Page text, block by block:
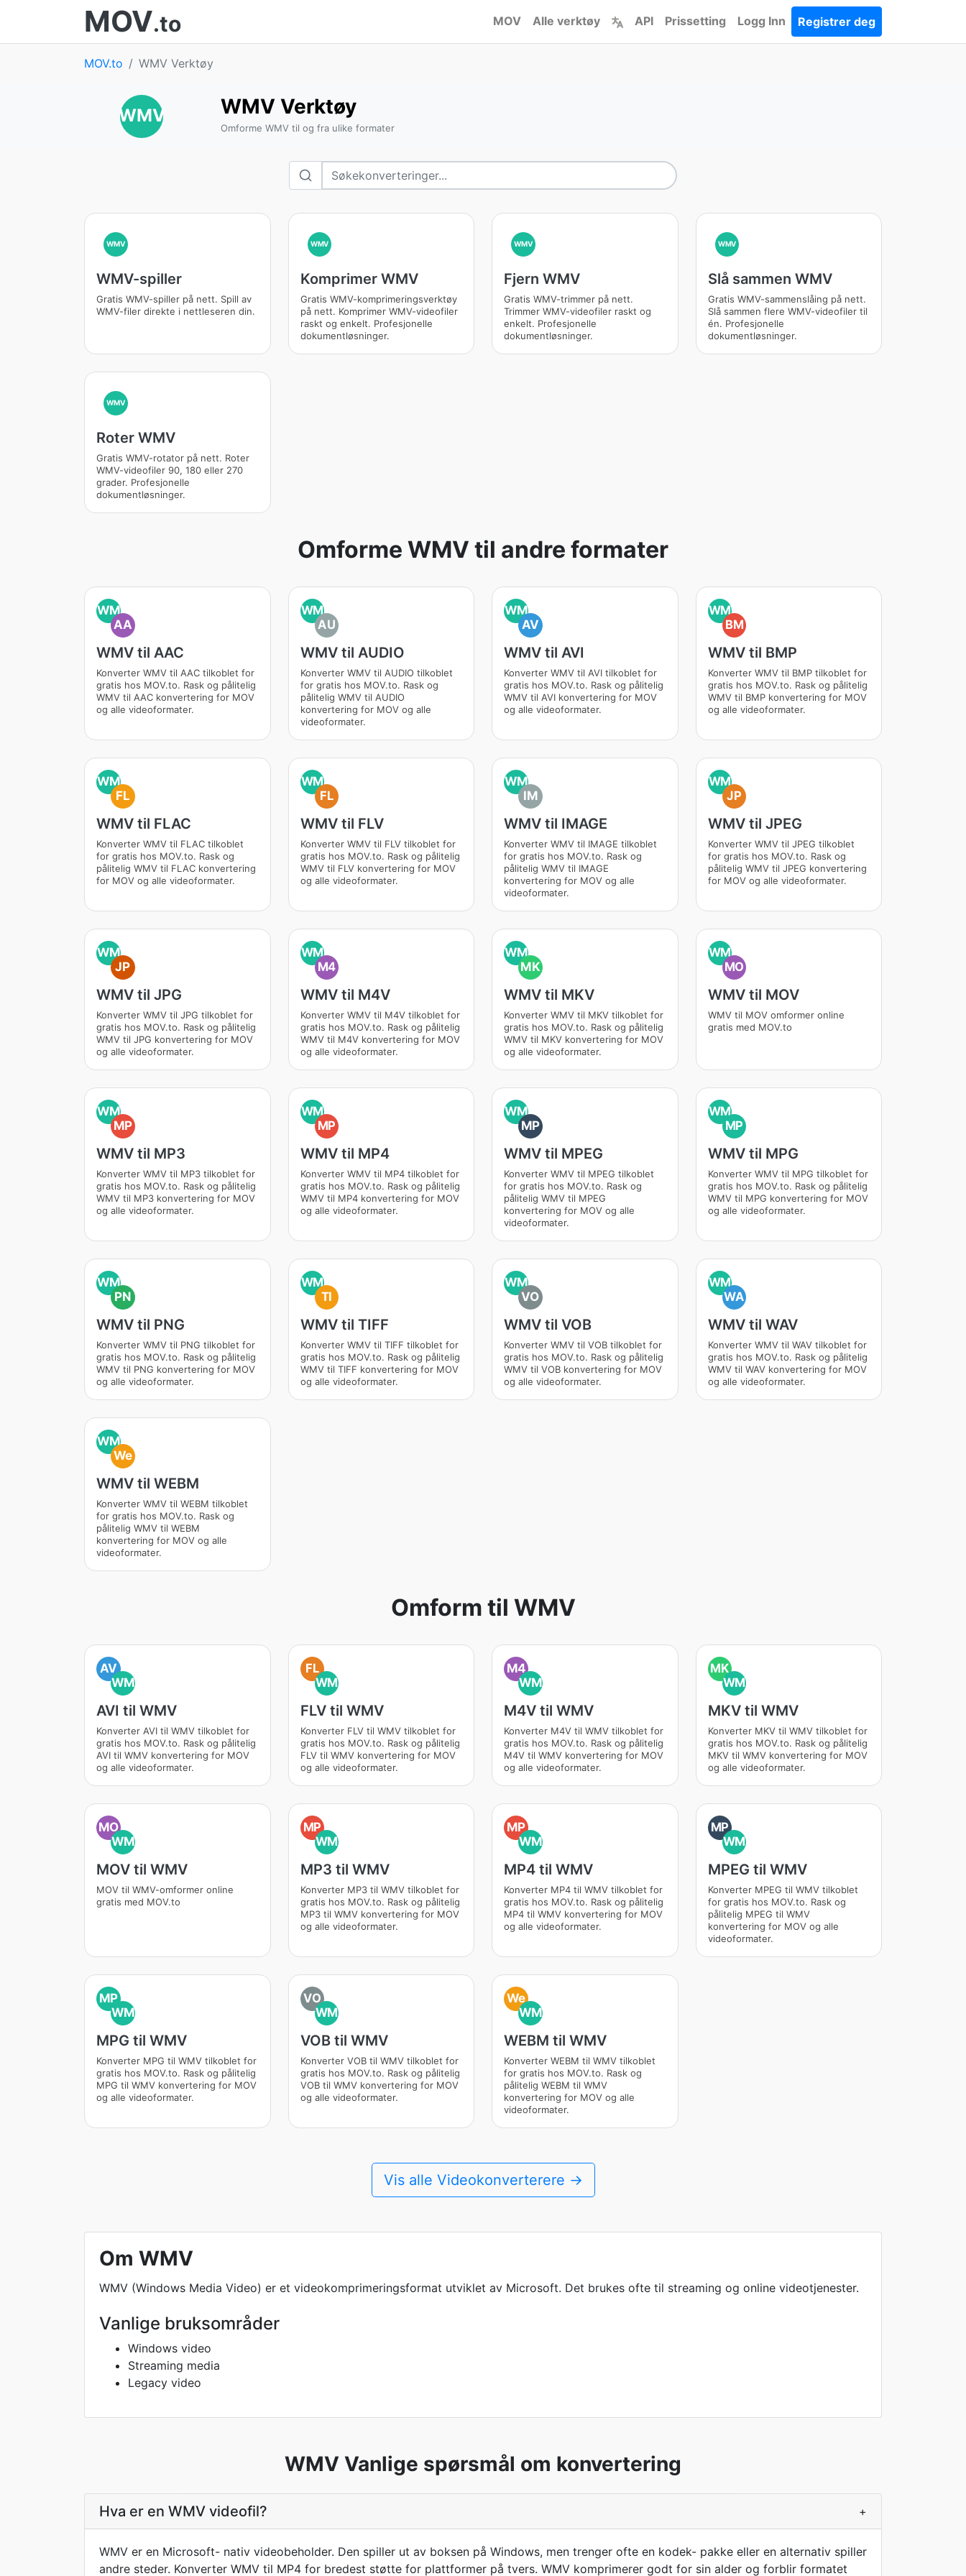
MOV.to MOV Alle verktøy API Prissetting Logg Inn Registrer deg
MOV.to WMV Verktøy
WMV WMV Verktøy
Omforme WMV til og fra ulike formater
WMV
WMV-spiller
Gratis WMV-spiller på nett. Spill av
WMV-filer direkte i nettleseren din.
WMV
Komprimer WMV
Gratis WMV-komprimeringsverktøy
på nett. Komprimer WMV-videofiler
raskt og enkelt. Profesjonelle
dokumentløsninger.
WMV
Fjern WMV
Gratis WMV-trimmer på nett.
Trimmer WMV-videofiler raskt og
enkelt. Profesjonelle
dokumentløsninger.
WMV
Slå sammen WMV
Gratis WMV-sammenslåing på nett.
Slå sammen flere WMV-videofiler til
én. Profesjonelle
dokumentløsninger.
WMV
Roter WMV
Gratis WMV-rotator på nett. Roter
WMV-videofiler 90, 180 eller 270
grader. Profesjonelle
dokumentløsninger.
Omforme WMV til andre formater
WM
AA
WMV til AAC
Konverter WMV til AAC tilkoblet for
gratis hos MOV.to. Rask og pålitelig
WMV til AAC konvertering for MOV
og alle videoformater.
WM
AU
WMV til AUDIO
Konverter WMV til AUDIO tilkoblet
for gratis hos MOV.to. Rask og
pålitelig WMV til AUDIO
konvertering for MOV og alle
videoformater.
WM
AV
WMV til AVI
Konverter WMV til AVI tilkoblet for
gratis hos MOV.to. Rask og pålitelig
WMV til AVI konvertering for MOV
og alle videoformater.
WM
BM
WMV til BMP
Konverter WMV til BMP tilkoblet for
gratis hos MOV.to. Rask og pålitelig
WMV til BMP konvertering for MOV
og alle videoformater.
WM
FL
WMV til FLAC
Konverter WMV til FLAC tilkoblet
for gratis hos MOV.to. Rask og
pålitelig WMV til FLAC konvertering
for MOV og alle videoformater.
WM
FL
WMV til FLV
Konverter WMV til FLV tilkoblet for
gratis hos MOV.to. Rask og pålitelig
WMV til FLV konvertering for MOV
og alle videoformater.
WM
IM
WMV til IMAGE
Konverter WMV til IMAGE tilkoblet
for gratis hos MOV.to. Rask og
pålitelig WMV til IMAGE
konvertering for MOV og alle
videoformater.
WM
JP
WMV til JPEG
Konverter WMV til JPEG tilkoblet
for gratis hos MOV.to. Rask og
pålitelig WMV til JPEG konvertering
for MOV og alle videoformater.
WM
JP
WMV til JPG
Konverter WMV til JPG tilkoblet for
gratis hos MOV.to. Rask og pålitelig
WMV til JPG konvertering for MOV
og alle videoformater.
WM
M4
WMV til M4V
Konverter WMV til M4V tilkoblet for
gratis hos MOV.to. Rask og pålitelig
WMV til M4V konvertering for MOV
og alle videoformater.
WM
MK
WMV til MKV
Konverter WMV til MKV tilkoblet for
gratis hos MOV.to. Rask og pålitelig
WMV til MKV konvertering for MOV
og alle videoformater.
WM
MO
WMV til MOV
WMV til MOV omformer online
gratis med MOV.to
WM
MP
WMV til MP3
Konverter WMV til MP3 tilkoblet for
gratis hos MOV.to. Rask og pålitelig
WMV til MP3 konvertering for MOV
og alle videoformater.
WM
MP
WMV til MP4
Konverter WMV til MP4 tilkoblet for
gratis hos MOV.to. Rask og pålitelig
WMV til MP4 konvertering for MOV
og alle videoformater.
WM
MP
WMV til MPEG
Konverter WMV til MPEG tilkoblet
for gratis hos MOV.to. Rask og
pålitelig WMV til MPEG
konvertering for MOV og alle
videoformater.
WM
MP
WMV til MPG
Konverter WMV til MPG tilkoblet for
gratis hos MOV.to. Rask og pålitelig
WMV til MPG konvertering for MOV
og alle videoformater.
WM
PN
WMV til PNG
Konverter WMV til PNG tilkoblet for
gratis hos MOV.to. Rask og pålitelig
WMV til PNG konvertering for MOV
og alle videoformater.
WM
TI
WMV til TIFF
Konverter WMV til TIFF tilkoblet for
gratis hos MOV.to. Rask og pålitelig
WMV til TIFF konvertering for MOV
og alle videoformater.
WM
VO
WMV til VOB
Konverter WMV til VOB tilkoblet for
gratis hos MOV.to. Rask og pålitelig
WMV til VOB konvertering for MOV
og alle videoformater.
WM
WA
WMV til WAV
Konverter WMV til WAV tilkoblet for
gratis hos MOV.to. Rask og pålitelig
WMV til WAV konvertering for MOV
og alle videoformater.
WM
We
WMV til WEBM
Konverter WMV til WEBM tilkoblet
for gratis hos MOV.to. Rask og
pålitelig WMV til WEBM
konvertering for MOV og alle
videoformater.
Omform til WMV
AV
WM
AVI til WMV
Konverter AVI til WMV tilkoblet for
gratis hos MOV.to. Rask og pålitelig
AVI til WMV konvertering for MOV
og alle videoformater.
FL
WM
FLV til WMV
Konverter FLV til WMV tilkoblet for
gratis hos MOV.to. Rask og pålitelig
FLV til WMV konvertering for MOV
og alle videoformater.
M4
WM
M4V til WMV
Konverter M4V til WMV tilkoblet for
gratis hos MOV.to. Rask og pålitelig
M4V til WMV konvertering for MOV
og alle videoformater.
MK
WM
MKV til WMV
Konverter MKV til WMV tilkoblet for
gratis hos MOV.to. Rask og pålitelig
MKV til WMV konvertering for MOV
og alle videoformater.
MO
WM
MOV til WMV
MOV til WMV-omformer online
gratis med MOV.to
MP
WM
MP3 til WMV
Konverter MP3 til WMV tilkoblet for
gratis hos MOV.to. Rask og pålitelig
MP3 til WMV konvertering for MOV
og alle videoformater.
MP
WM
MP4 til WMV
Konverter MP4 til WMV tilkoblet for
gratis hos MOV.to. Rask og pålitelig
MP4 til WMV konvertering for MOV
og alle videoformater.
MP
WM
MPEG til WMV
Konverter MPEG til WMV tilkoblet
for gratis hos MOV.to. Rask og
pålitelig MPEG til WMV
konvertering for MOV og alle
videoformater.
MP
WM
MPG til WMV
Konverter MPG til WMV tilkoblet for
gratis hos MOV.to. Rask og pålitelig
MPG til WMV konvertering for MOV
og alle videoformater.
VO
WM
VOB til WMV
Konverter VOB til WMV tilkoblet for
gratis hos MOV.to. Rask og pålitelig
VOB til WMV konvertering for MOV
og alle videoformater.
We
WM
WEBM til WMV
Konverter WEBM til WMV tilkoblet
for gratis hos MOV.to. Rask og
pålitelig WEBM til WMV
konvertering for MOV og alle
videoformater.
Vis alle Videokonverterere →
Om WMV
WMV (Windows Media Video) er et videokomprimeringsformat utviklet av Microsoft. Det brukes ofte til streaming og online videotjenester.
Vanlige bruksområder
Windows video
Streaming media
Legacy video
WMV Vanlige spørsmål om konvertering
Hva er en WMV videofil? +
WMV er en Microsoft- nativ videobeholder. Den spiller ut av boksen på Windows, men trenger ofte en kodek- pakke eller en alternativ spiller
andre steder. Konverter WMV til MP4 for bredest støtte for plattformer på tvers. WMV komprimerer godt for sin alder og forblir formatet